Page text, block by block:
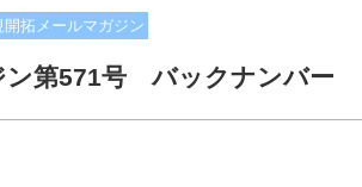
開拓メールマガジン
ン第571号 バックナンバー